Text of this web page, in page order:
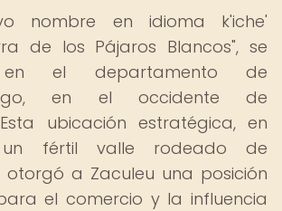
nombre en idioma k'iche'
de los Pájaros Blancos", se
en el departamento de
en el occidente de
ubicación estratégica, en
fértil valle rodeado de
otorgó a Zaculeu una posición
el comercio y la influencia